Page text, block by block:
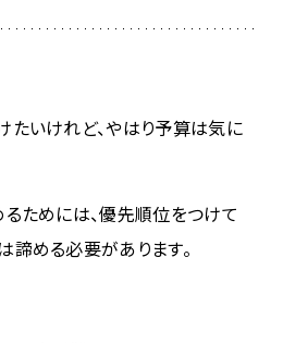
いけれど、やはり予算は気に
ためには、優先順位をつけて
める必要があります。